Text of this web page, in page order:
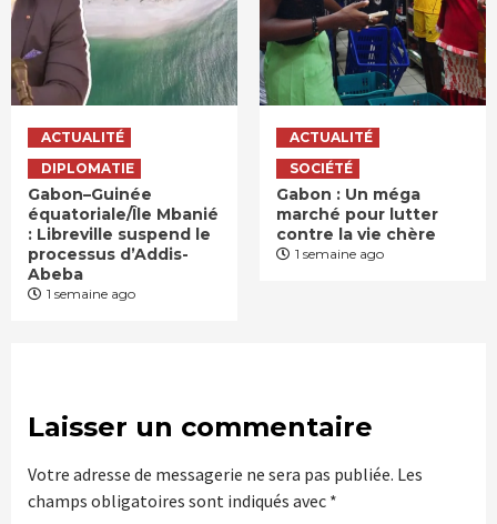
ACTUALITÉ
DIPLOMATIE
Gabon–Guinée
équatoriale/Île Mbanié
: Libreville suspend le
processus d’Addis-
Abeba
1 semaine ago
ACTUALITÉ
SOCIÉTÉ
Gabon : Un méga
marché pour lutter
contre la vie chère
1 semaine ago
Laisser un commentaire
Votre adresse de messagerie ne sera pas publiée. Les
champs obligatoires sont indiqués avec *